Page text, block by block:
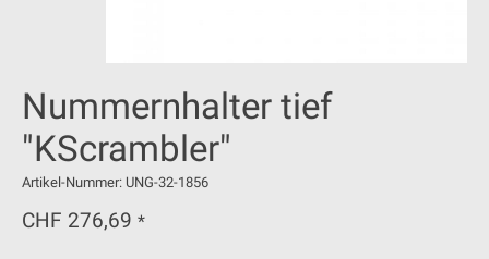
Nummernhalter tief
"KScrambler"
Artikel-Nummer: UNG-32-1856
CHF 276,69 *